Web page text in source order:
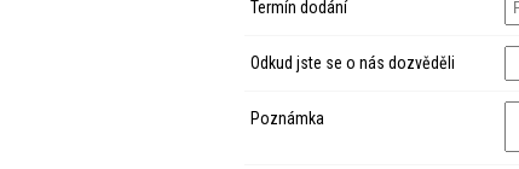
Termín dodání
Odkud jste se o nás dozvěděli
Poznámka